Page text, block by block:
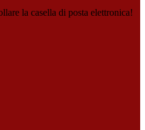
la casella di posta elettronica!